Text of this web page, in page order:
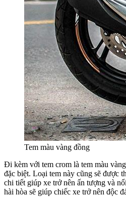
Tem màu vàng đồng
Đi kèm với tem crom là tem màu
đặc biệt. Loại tem này cũng sẽ được
chi tiết giúp xe trở nên ấn tượng và
hài hòa sẽ giúp chiếc xe trở nên độc